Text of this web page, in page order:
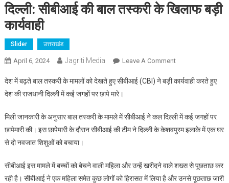
दिल्ली: सीबीआई की बाल तस्करी के खिलाफ बड़ी
कार्यवाही
Slider उत्तराखंड
April 6, 2024 Jagriti Media Leave A CommentOn
सीबीआई
तस्करी
के
कार्यवाही
देश में बढ़ते बाल तस्करी के मामलों को देखते हुए सीबीआई (CBI) ने बड़ी कार्यवाही करते हुए
देश की राजधानी दिल्ली में कई जगहों पर छापे मारे।
मिली जानकारी के अनुसार बाल तस्करी के मामले में सीबीआई ने कल दिल्ली में कई जगहों पर
छापेमारी की। इस छापेमारी के दौरान सीबीआई की टीम ने दिल्ली के केशवपुरम इलाके में एक घर
से दो नवजात शिशुओं को बचाया।
सीबीआई इस मामले में बच्चों को बेचने वाली महिला और उन्हें खरीदने वाले शख्स से पूछताछ कर
रही है। सीबीआई ने एक महिला समेत कुछ लोगों को हिरासत में लिया है और उनसे पूछताछ जारी